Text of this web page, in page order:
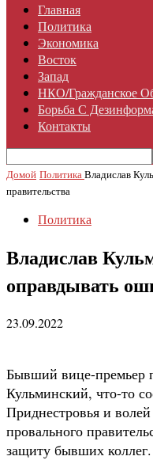
Главная
Политика
Экономика
Восток
Запад
НКО/гражданское
Борьба С
Контакты
Домой ПолитикаВладислав
правительства
Политика
Владислав
оправдывать
23.09.2022
Бывший вице-премьер
Кульминский, что-то
Приднестровья и
провального
защиту бывших коллег.